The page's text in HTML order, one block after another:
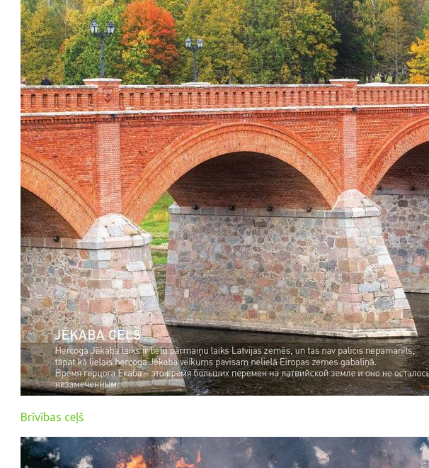
Brīvības ceļš